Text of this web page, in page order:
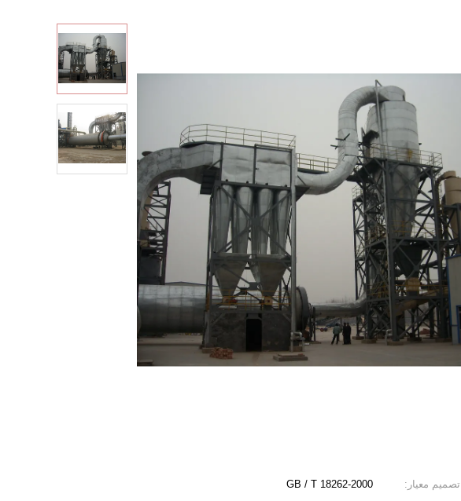
تصميم معيار:
GB / T 18262-2000